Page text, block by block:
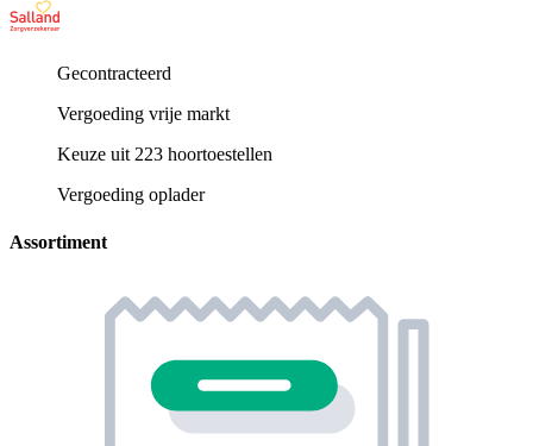
Gecontracteerd
Vergoeding vrije markt
Keuze uit 223 hoortoestellen
Vergoeding oplader
Assortiment